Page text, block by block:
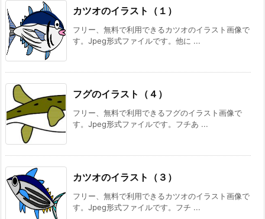
カツオのイラスト（１）
フリー、無料で利用できるカツオのイラスト画像で
す。Jpeg形式ファイルです。他に ...
フグのイラスト（４）
フリー、無料で利用できるフグのイラスト画像で
す。Jpeg形式ファイルです。フチあ ...
カツオのイラスト（３）
フリー、無料で利用できるカツオのイラスト画像で
す。Jpeg形式ファイルです。フチ ...